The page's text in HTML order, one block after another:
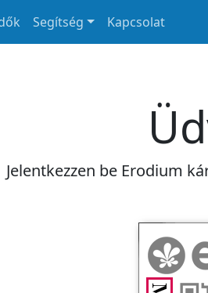
Segítség Kapcsolat
Jelentkezzen be Erodium